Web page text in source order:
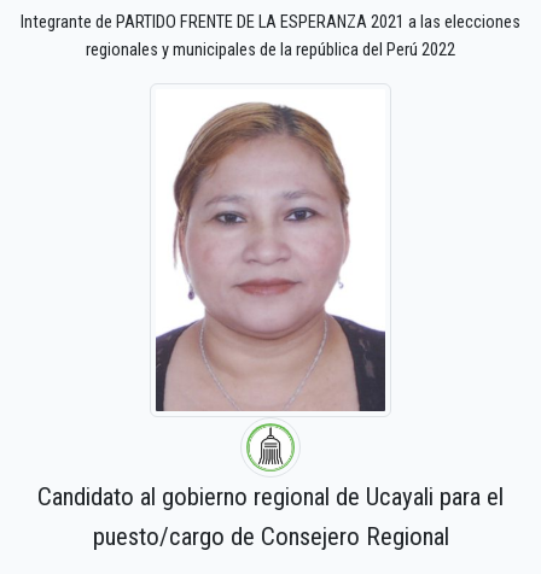
Integrante de PARTIDO FRENTE DE LA ESPERANZA 2021 a las elecciones
regionales y municipales de la república del Perú 2022
Candidato al gobierno regional de Ucayali para el
puesto/cargo de Consejero Regional